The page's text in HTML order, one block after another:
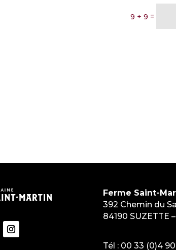
9 + 9 =
Ferme Saint-
392 Chemin du
84190 SUZETTE
Tél : 00 33 (0)4